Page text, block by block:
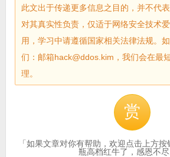
此文出于传递更多信息之目的，并不代
对其真实性负责，仅适于网络安全技术
用，学习中请遵循国家相关法律法规。
们：邮箱hack@ddos.kim，我们会在最
理。
赏
「如果文章对你有帮助，欢迎点击上方
瓶高档红牛了，感恩不尽